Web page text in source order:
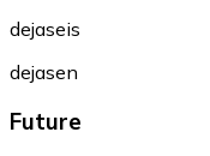
dejaseis
dejasen
Future